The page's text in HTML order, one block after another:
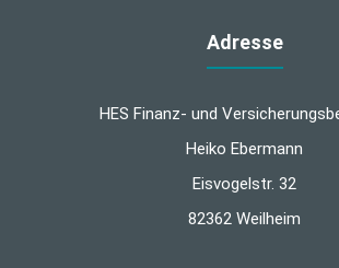
Adresse
HES Finanz- und
Heiko Ebermann
Eisvogelstr. 32
82362 Weilheim